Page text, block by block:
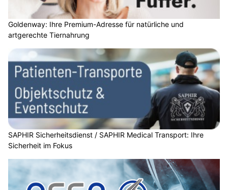
Goldenway: Ihre Premium-Adresse für natürliche und
artgerechte Tiernahrung
SAPHIR Sicherheitsdienst / SAPHIR Medical Transport: Ihre
Sicherheit im Fokus